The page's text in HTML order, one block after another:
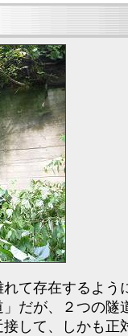
て存在するよう
だが、２つの隧
して、しかも正